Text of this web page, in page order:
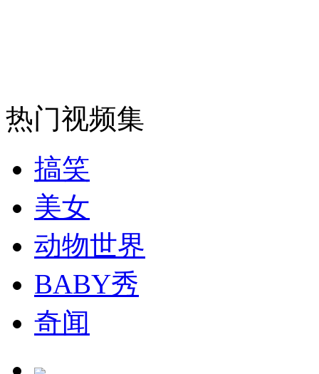
消防员救轻生者 花炮节热闹非凡
司机酒驾遇交警 急速倒车逃窜
热门视频集
搞笑
美女
动物世界
BABY秀
奇闻